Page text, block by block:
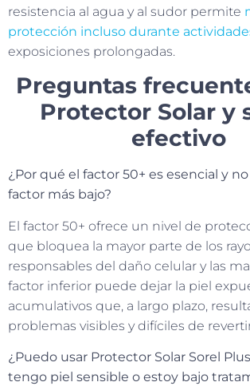
resistencia al agua y al sudor permite
protección incluso durante
exposiciones prolongadas.
Preguntas
Protector Solar y
efectivo
¿Por qué el factor 50+ es esencial y
factor más bajo?
El factor 50+ ofrece un nivel de
que bloquea la mayor parte de los
responsables del daño celular y las
factor inferior puede dejar la piel
acumulativos que, a largo plazo,
problemas visibles y difíciles de
¿Puedo usar Protector Solar Sorel
tengo piel sensible o estoy bajo